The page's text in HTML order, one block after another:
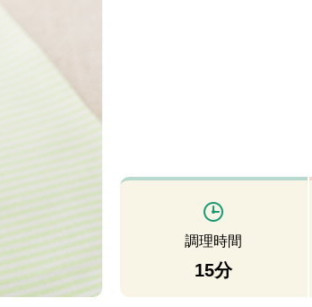
調理時間
15分